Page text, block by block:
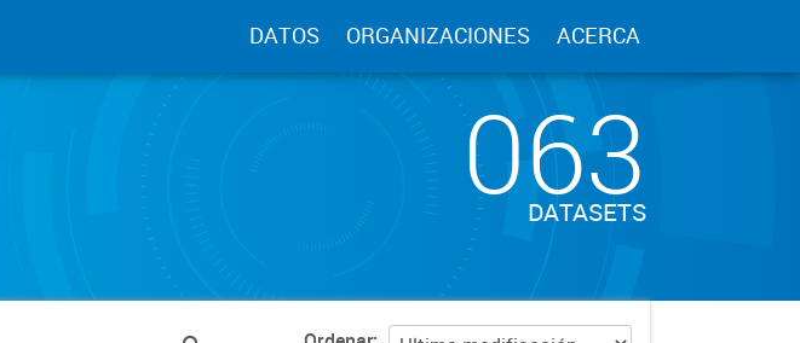
DATOS ORGANIZACIONES ACERCA
063
DATASETS